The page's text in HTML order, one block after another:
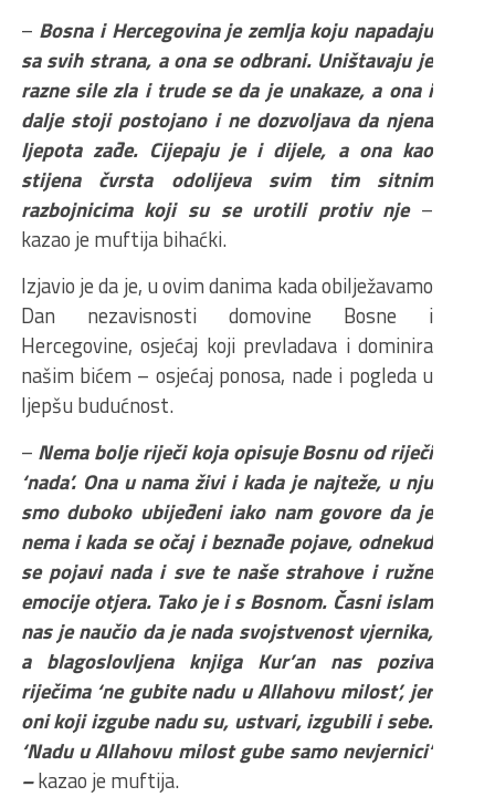
– Bosna i Hercegovina je zemlja koju napadaju
sa svih strana, a ona se odbrani. Uništavaju je
razne sile zla i trude se da je unakaze, a ona i
dalje stoji postojano i ne dozvoljava da njena
ljepota zađe. Cijepaju je i dijele, a ona kao
stijena čvrsta odolijeva svim tim sitnim
razbojnicima koji su se urotili protiv nje –
kazao je muftija bihaćki.
Izjavio je da je, u ovim danima kada obilježavamo
Dan nezavisnosti domovine Bosne i
Hercegovine, osjećaj koji prevladava i dominira
našim bićem – osjećaj ponosa, nade i pogleda u
ljepšu budućnost.
– Nema bolje riječi koja opisuje Bosnu od riječi
‘nada’. Ona u nama živi i kada je najteže, u nju
smo duboko ubijeđeni iako nam govore da je
nema i kada se očaj i beznađe pojave, odnekud
se pojavi nada i sve te naše strahove i ružne
emocije otjera. Tako je i s Bosnom. Časni islam
nas je naučio da je nada svojstvenost vjernika,
a blagoslovljena knjiga Kur’an nas poziva
riječima ‘ne gubite nadu u Allahovu milost’, jer
oni koji izgube nadu su, ustvari, izgubili i sebe.
‘Nadu u Allahovu milost gube samo nevjernici’
–kazao je muftija.